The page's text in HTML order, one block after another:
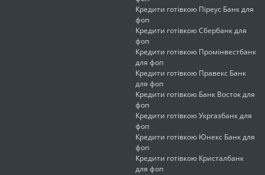
Кредити готівкою Піреус Банк для
фоп
Кредити готівкою Сбербанк для
фоп
Кредити готівкою Промінвестбанк
для фоп
Кредити готівкою Правекс Банк
для фоп
Кредити готівкою Банк Восток для
фоп
Кредити готівкою Укргазбанк для
фоп
Кредити готівкою Юнекс Банк для
фоп
Кредити готівкою Кристалбанк
для фоп